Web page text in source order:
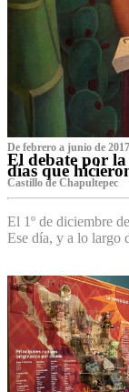
De febrero a junio de 2017
El debate por
días que
Castillo de Chapultepec
El 1º de diciembre
Ese día, y a lo largo